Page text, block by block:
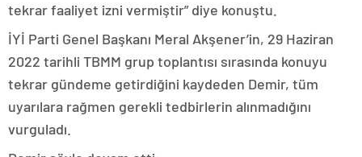
tekrar faaliyet izni vermiştir” diye konuştu.
İYİ Parti Genel Başkanı Meral Akşener’in, 29 Haziran
2022 tarihli TBMM grup toplantısı sırasında konuyu
tekrar gündeme getirdiğini kaydeden Demir, tüm
uyarılara rağmen gerekli tedbirlerin alınmadığını
vurguladı.